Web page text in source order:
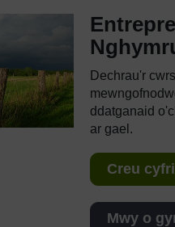
Dechrau'r
ddatganaid
ar gael.
Creu
Mwy o